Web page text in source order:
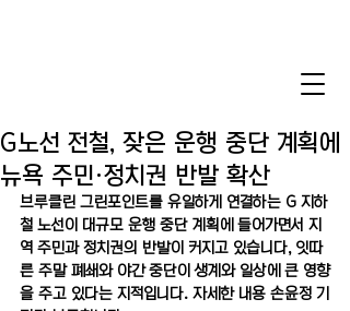
G노선 전철, 잦은 운행 중단 계획에
뉴욕 주민·정치권 반발 확산
브루클린 그린포인트를 유일하게 연결하는 G 지하
철 노선이 대규모 운행 중단 계획에 들어가면서 지
역 주민과 정치권의 반발이 커지고 있습니다, 잇따
른 주말 폐쇄와 야간 중단이 생계와 일상에 큰 영향
을 주고 있다는 지적입니다. 자세한 내용 손윤정 기